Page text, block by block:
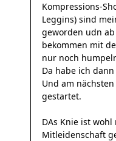
Kompressions-
Leggins) sind
geworden udn
bekommen mit
nur noch
Da habe ich
Und am
gestartet.
DAs Knie ist
Mitleidenschaft